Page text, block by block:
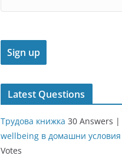
Latest Questions
Трудова книжка 30 Answers |
wellbeing в домашни условия
Votes